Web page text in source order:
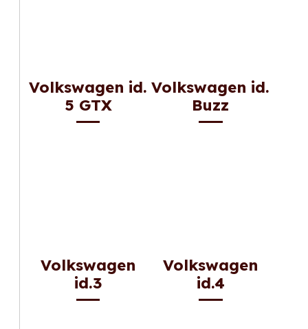
Volkswagen id.
5 GTX
Volkswagen id.
Buzz
Volkswagen
id.3
Volkswagen
id.4